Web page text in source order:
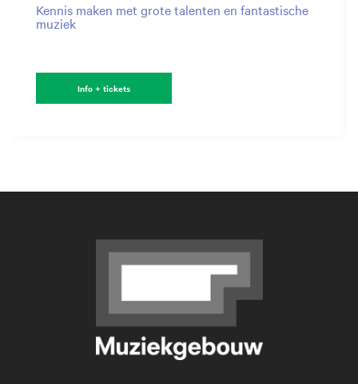
Kennis maken met grote talenten en fantastische
muziek
Info + tickets